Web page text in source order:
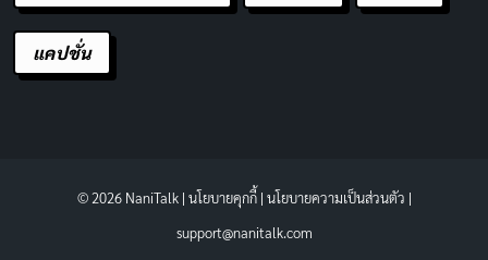
แคปชั่น
© 2026 NaniTalk | นโยบายคุกกี้| นโยบายความเป็นส่วนตัว |
support@nanitalk.com